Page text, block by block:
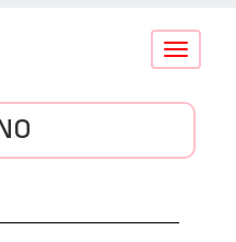
Conmutar